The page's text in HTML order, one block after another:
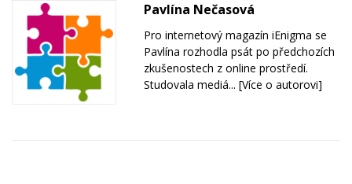
Pavlína Nečasová
Pro internetový magazín iEnigma se
Pavlína rozhodla psát po předchozích
zkušenostech z online prostředí.
Studovala mediá... [Více o autorovi]